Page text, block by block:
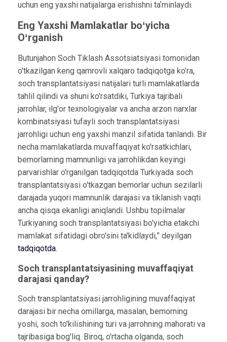
uchun eng yaxshi natijalarga erishishni taʼminlaydi.
Eng Yaxshi Mamlakatlar boʻyicha
Oʻrganish
Butunjahon Soch Tiklash Assotsiatsiyasi tomonidan
o'tkazilgan keng qamrovli xalqaro tadqiqotga ko'ra,
soch transplantatsiyasi natijalari turli mamlakatlarda
tahlil qilindi va shuni ko'rsatdiki, Turkiya tajribali
jarrohlar, ilg'or texnologiyalar va ancha arzon narxlar
kombinatsiyasi tufayli soch transplantatsiyasi
jarrohligi uchun eng yaxshi manzil sifatida tanlandi. Bir
necha mamlakatlarda muvaffaqiyat ko'rsatkichlari,
bemorlarning mamnunligi va jarrohlikdan keyingi
parvarishlar o'rganilgan tadqiqotda Turkiyada soch
transplantatsiyasi o'tkazgan bemorlar uchun sezilarli
darajada yuqori mamnunlik darajasi va tiklanish vaqti
ancha qisqa ekanligi aniqlandi. Ushbu topilmalar
Turkiyaning soch transplantatsiyasi bo'yicha etakchi
mamlakat sifatidagi obro'sini ta'kidlaydi,” deyilgan
tadqiqotda.
Soch transplantatsiyasining muvaffaqiyat
darajasi qanday?
Soch transplantatsiyasi jarrohligining muvaffaqiyat
darajasi bir necha omillarga, masalan, bemorning
yoshi, soch to'kilishining turi va jarrohning mahorati va
tajribasiga bog'liq. Biroq, o'rtacha olganda, soch